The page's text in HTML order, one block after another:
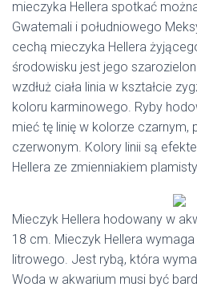
mieczyka Hellera spotkać
Gwatemali i południowego
cechą mieczyka Hellera
środowisku jest jego
wzdłuż ciała linia w kształcie
koloru karminowego. Ryby
mieć tę linię w kolorze czarnym,
czerwonym. Kolory linii są
Hellera ze zmienniakiem
Mieczyk Hellera hodowany w
18 cm. Mieczyk Hellera
litrowego. Jest rybą, która
Woda w akwarium musi być